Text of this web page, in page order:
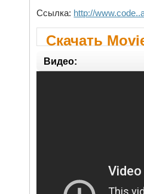
Ссылка: http://
Скачать
Видео: